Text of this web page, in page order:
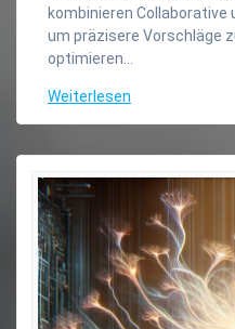
kombinieren Collaborative
um präzisere Vorschläge
optimieren…
Weiterlesen